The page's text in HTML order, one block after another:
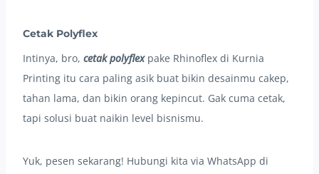
Cetak Polyflex
Intinya, bro, cetak polyflexpake Rhinoflex di Kurnia
Printing itu cara paling asik buat bikin desainmu cakep,
tahan lama, dan bikin orang kepincut. Gak cuma cetak,
tapi solusi buat naikin level bisnismu.
Yuk, pesen sekarang! Hubungi kita via WhatsApp di